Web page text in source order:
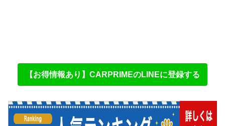
【お得情報あり】CARPRIMEのLINEに登録する